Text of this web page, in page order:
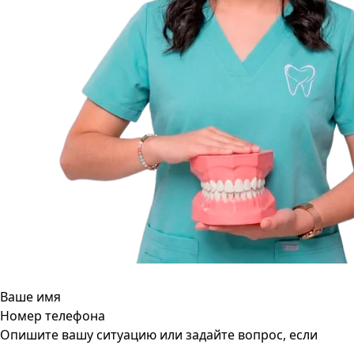
Ваше имя
Номер телефона
Опишите вашу ситуацию или задайте вопрос, если